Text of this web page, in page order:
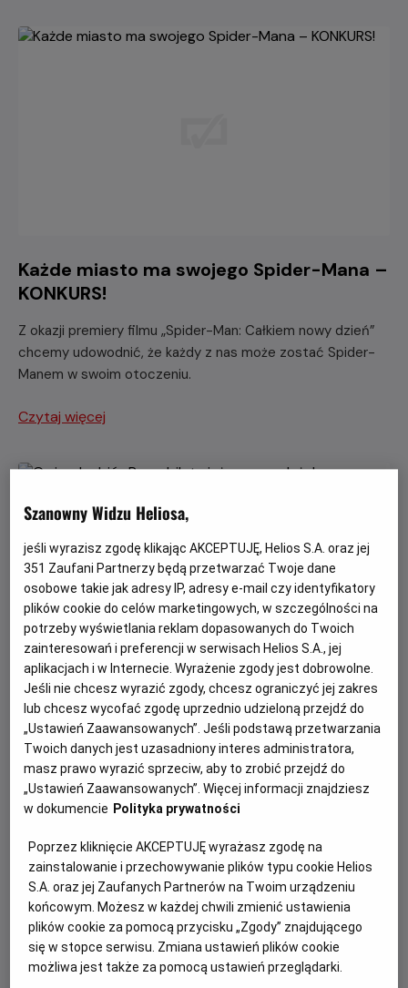
Każde miasto ma swojego Spider-Mana –
KONKURS!
Z okazji premiery filmu „Spider-Man: Całkiem nowy dzień”
chcemy udowodnić, że każdy z nas może zostać Spider-
Manem w swoim otoczeniu.
Czytaj więcej
Gwiazdozbiór Psa - bilety już w
sprzedaży!
Przeżyj emocjonującą historię o odwadze, przetrwaniu i
poszukiwaniu nadziei w postapokaliptycznym świecie.
Szanowny Widzu Heliosa,
jeśli wyrazisz zgodę klikając AKCEPTUJĘ, Helios S.A. oraz jej
351 Zaufani Partnerzy będą przetwarzać Twoje dane
osobowe takie jak adresy IP, adresy e-mail czy identyfikatory
plików cookie do celów marketingowych, w szczególności na
potrzeby wyświetlania reklam dopasowanych do Twoich
zainteresowań i preferencji w serwisach Helios S.A., jej
aplikacjach i w Internecie. Wyrażenie zgody jest dobrowolne.
Jeśli nie chcesz wyrazić zgody, chcesz ograniczyć jej zakres
lub chcesz wycofać zgodę uprzednio udzieloną przejdź do
„Ustawień Zaawansowanych”. Jeśli podstawą przetwarzania
Twoich danych jest uzasadniony interes administratora,
masz prawo wyrazić sprzeciw, aby to zrobić przejdź do
„Ustawień Zaawansowanych”. Więcej informacji znajdziesz
w dokumencie Polityka prywatności
Poprzez kliknięcie AKCEPTUJĘ wyrażasz zgodę na
zainstalowanie i przechowywanie plików typu cookie Helios
S.A. oraz jej Zaufanych Partnerów na Twoim urządzeniu
końcowym. Możesz w każdej chwili zmienić ustawienia
plików cookie za pomocą przycisku „Zgody” znajdującego
się w stopce serwisu. Zmiana ustawień plików cookie
możliwa jest także za pomocą ustawień przeglądarki.